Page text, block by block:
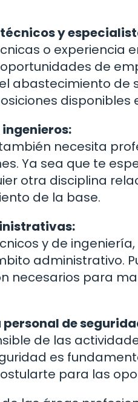
y
o experiencia
de
abastecimiento de
disponibles
necesita
Ya sea que te
otra disciplina
de la base.
y de
administrativo.
necesarios para
de
de las
es
para las